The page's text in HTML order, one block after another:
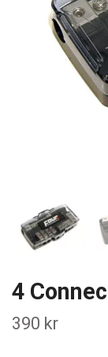
4
390 kr